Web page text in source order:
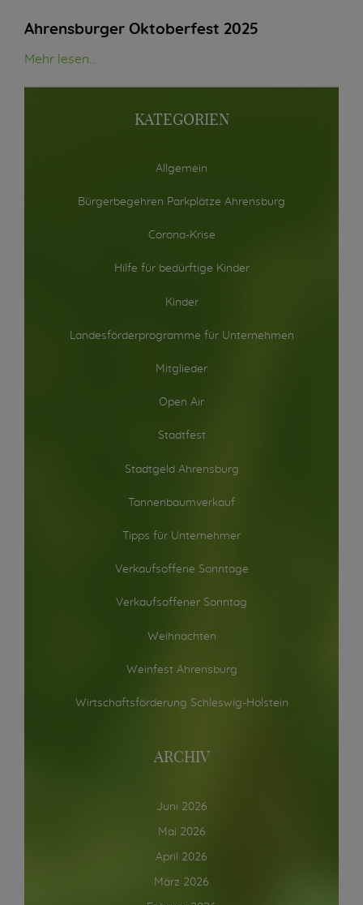
Ahrensburger Oktoberfest 2025
Mehr lesen...
KATEGORIEN
Allgemein
Bürgerbegehren Parkplätze Ahrensburg
Corona-Krise
Hilfe für bedürftige Kinder
Kinder
Landesförderprogramme für Unternehmen
Mitglieder
Open Air
Stadtfest
Stadtgeld Ahrensburg
Tannenbaumverkauf
Tipps für Unternehmer
Verkaufsoffene Sonntage
Verkaufsoffener Sonntag
Weihnachten
Weinfest Ahrensburg
Wirtschaftsförderung Schleswig-Holstein
ARCHIV
Juni 2026
Mai 2026
April 2026
März 2026